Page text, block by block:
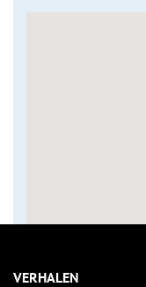
VERHALEN